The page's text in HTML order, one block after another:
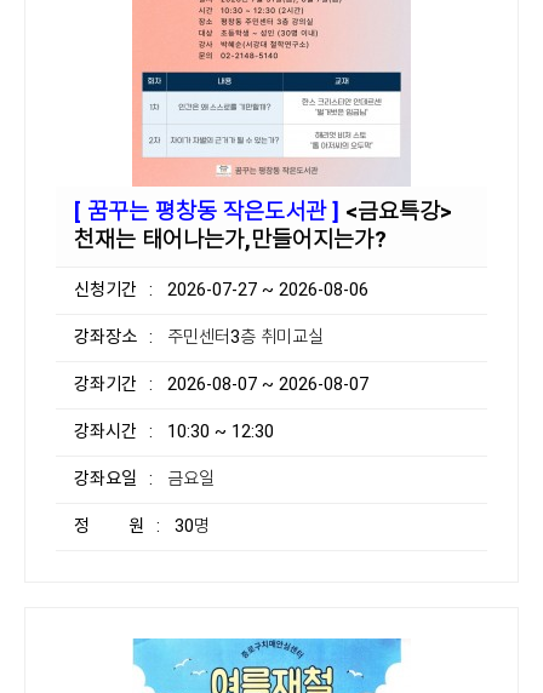
[ 꿈꾸는 평창동 작은도서관 ] <금요특강>
천재는 태어나는가,만들어지는가?
신청기간 : 2026-07-27 ~ 2026-08-06
강좌장소 : 주민센터3층 취미교실
강좌기간 : 2026-08-07 ~ 2026-08-07
강좌시간 : 10:30 ~ 12:30
강좌요일 : 금요일
정 원 : 30명